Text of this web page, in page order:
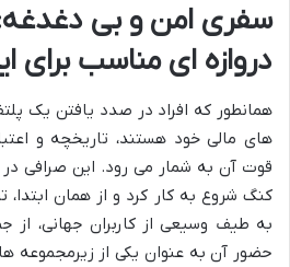
سفری امن و بی
دروازه ای مناسب برای
همانطور که افراد در صدد یافتن یک
های مالی خود هستند، تاریخچه و
کنگ شروع به کار کرد و از همان ابتدا،
به طیف وسیعی از کاربران جهانی، از